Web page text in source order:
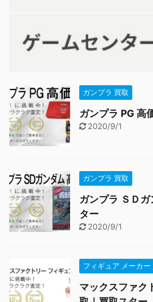
ガンプラ 買取
ガンプラ PG 高
2020/9/1
ガンプラ 買取
ガンプラ ＳＤ
ター
2020/9/1
フィギュア メーカー
マックスファク